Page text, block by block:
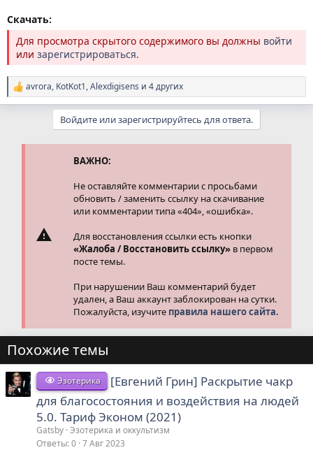
Скачать:
Для просмотра скрытого содержимого вы должны войти
или зарегистрироваться.
Р
е
avrora, KotKot1,Alexdigisens и 4 других
Войдите или зарегистрируйтесь для ответа.
ВАЖНО:
Не оставляйте комментарии с просьбами
обновить / заменить ссылку на скачивание
или комментарии типа «404», «ошибка».
Для восстановления ссылки есть кнопки
«Жалоба / Восстановить ссылку» в первом
посте темы.
При нарушении Ваш комментарий будет
удален, а Ваш аккаунт заблокирован на сутки.
Пожалуйста, изучите правила нашего сайта.
Похожие темы
Эзотерика
[Евгений Грин] Раскрытие чакр
для благосостояния и воздействия на людей
5.0. Тариф Эконом (2021)
Gatsby Эзотерика и оккультизм
Ответы 0 7 Авг 2023